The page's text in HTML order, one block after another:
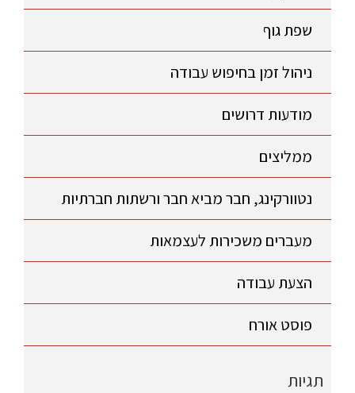
שפת גוף
ניהול זמן בחיפוש עבודה
מודעות דרושים
ממליצים
נטוורקינג, חבר מביא חבר ורשתות חברתיות
מעברים משכירות לעצמאות
הצעת עבודה
פוסט אורח
תגיות